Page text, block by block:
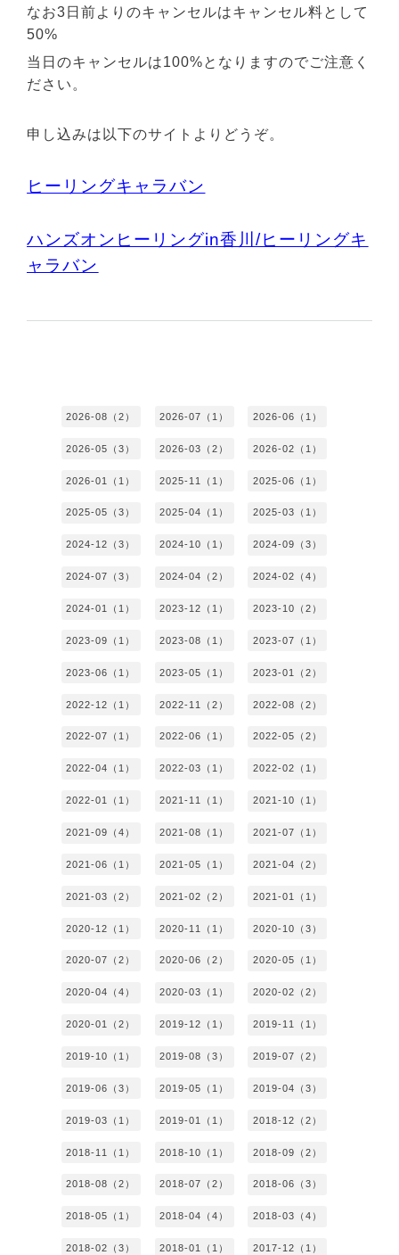
なお3日前よりのキャンセルはキャンセル料として
50%
当日のキャンセルは100%となりますのでご注意く
ださい。
申し込みは以下のサイトよりどうぞ。
ヒーリングキャラバン
ハンズオンヒーリングin香川/ヒーリングキ
ャラバン
2026-08（2） 2026-07（1） 2026-06（1）
2026-05（3） 2026-03（2） 2026-02（1）
2026-01（1） 2025-11（1） 2025-06（1）
2025-05（3） 2025-04（1） 2025-03（1）
2024-12（3） 2024-10（1） 2024-09（3）
2024-07（3） 2024-04（2） 2024-02（4）
2024-01（1） 2023-12（1） 2023-10（2）
2023-09（1） 2023-08（1） 2023-07（1）
2023-06（1） 2023-05（1） 2023-01（2）
2022-12（1） 2022-11（2） 2022-08（2）
2022-07（1） 2022-06（1） 2022-05（2）
2022-04（1） 2022-03（1） 2022-02（1）
2022-01（1） 2021-11（1） 2021-10（1）
2021-09（4） 2021-08（1） 2021-07（1）
2021-06（1） 2021-05（1） 2021-04（2）
2021-03（2） 2021-02（2） 2021-01（1）
2020-12（1） 2020-11（1） 2020-10（3）
2020-07（2） 2020-06（2） 2020-05（1）
2020-04（4） 2020-03（1） 2020-02（2）
2020-01（2） 2019-12（1） 2019-11（1）
2019-10（1） 2019-08（3） 2019-07（2）
2019-06（3） 2019-05（1） 2019-04（3）
2019-03（1） 2019-01（1） 2018-12（2）
2018-11（1） 2018-10（1） 2018-09（2）
2018-08（2） 2018-07（2） 2018-06（3）
2018-05（1） 2018-04（4） 2018-03（4）
2018-02（3） 2018-01（1） 2017-12（1）